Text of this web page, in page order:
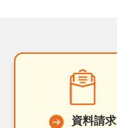
資料請求